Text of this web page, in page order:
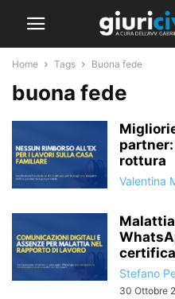
Home Tags Buona fede
buona fede
rottura
Valentina
Stefano
30 Ottobre